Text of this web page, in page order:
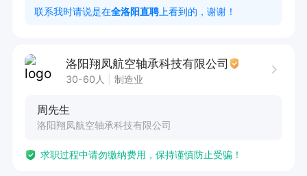
联系我时请说是在全洛阳直聘 上看到的，谢谢！
洛阳翔凤航空轴承科技有限公司
30-60人 制造业
周先生
洛阳翔凤航空轴承科技有限公司
求职过程中请勿缴纳费用，保持谨慎防止受骗！